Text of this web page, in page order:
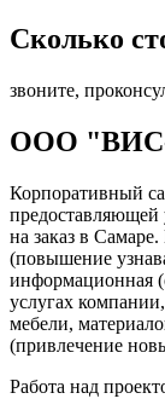
Сколько
звоните,
ООО "ВИС-
Корпоративный
предоставляющей
на заказ в
(повышение
информационная
услугах
мебели,
(привлечение
Работа над